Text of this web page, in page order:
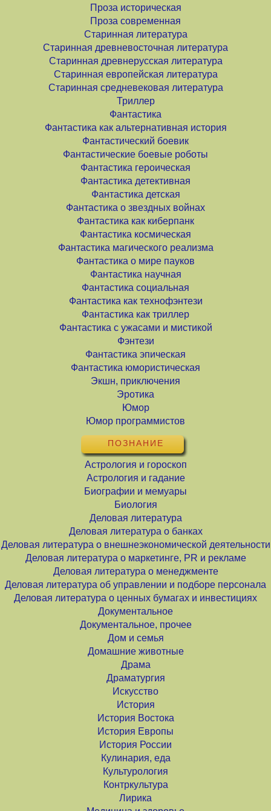
Проза историческая
Проза современная
Старинная литература
Старинная древневосточная литература
Старинная древнерусская литература
Старинная европейская литература
Старинная средневековая литература
Триллер
Фантастика
Фантастика как альтернативная история
Фантастический боевик
Фантастические боевые роботы
Фантастика героическая
Фантастика детективная
Фантастика детская
Фантастика о звездных войнах
Фантастика как киберпанк
Фантастика космическая
Фантастика магического реализма
Фантастика о мире пауков
Фантастика научная
Фантастика социальная
Фантастика как технофэнтези
Фантастика как триллер
Фантастика с ужасами и мистикой
Фэнтези
Фантастика эпическая
Фантастика юмористическая
Экшн, приключения
Эротика
Юмор
Юмор программистов
ПОЗНАНИЕ
Астрология и гороскоп
Астрология и гадание
Биографии и мемуары
Биология
Деловая литература
Деловая литература о банках
Деловая литература о внешнеэкономической деятельности
Деловая литература о маркетинге, PR и рекламе
Деловая литература о менеджменте
Деловая литература об управлении и подборе персонала
Деловая литература о ценных бумагах и инвестициях
Документальное
Документальное, прочее
Дом и семья
Домашние животные
Драма
Драматургия
Искусство
История
История Востока
История Европы
История России
Кулинария, еда
Культурология
Контркультура
Лирика